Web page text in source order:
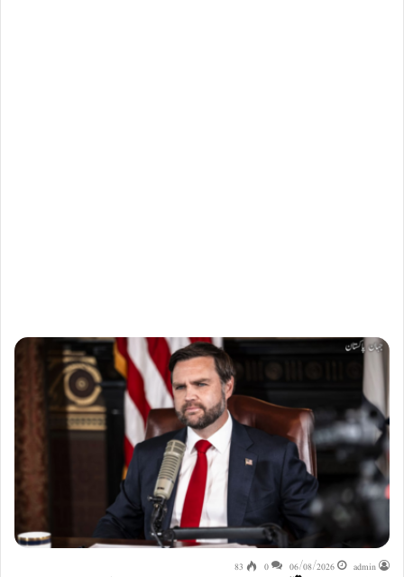
admin
06/08/2026
0
83